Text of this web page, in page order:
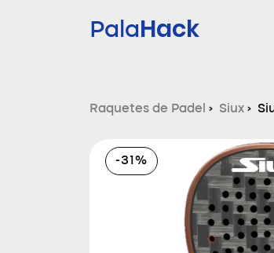
PalaHack
Raquetes de Padel › Siux ›
-31%